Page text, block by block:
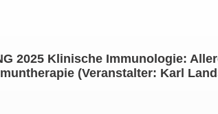
2025 Klinische Immunologie:
(Veranstalter: Karl